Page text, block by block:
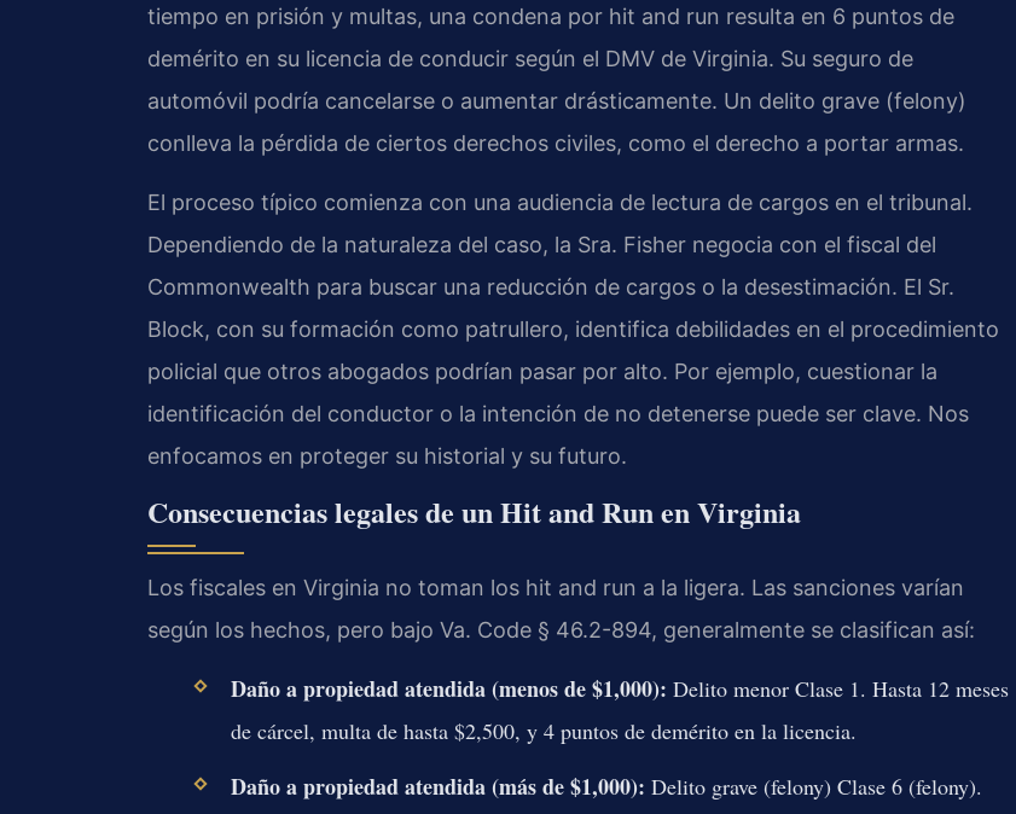
tiempo en prisión y multas, una condena por hit and run resulta en 6 puntos de
demérito en su licencia de conducir según el DMV de Virginia. Su seguro de
automóvil podría cancelarse o aumentar drásticamente. Un delito grave (felony)
conlleva la pérdida de ciertos derechos civiles, como el derecho a portar armas.
El proceso típico comienza con una audiencia de lectura de cargos en el tribunal.
Dependiendo de la naturaleza del caso, la Sra. Fisher negocia con el fiscal del
Commonwealth para buscar una reducción de cargos o la desestimación. El Sr.
Block, con su formación como patrullero, identifica debilidades en el procedimiento
policial que otros abogados podrían pasar por alto. Por ejemplo, cuestionar la
identificación del conductor o la intención de no detenerse puede ser clave. Nos
enfocamos en proteger su historial y su futuro.
Consecuencias legales de un Hit and Run en Virginia
Los fiscales en Virginia no toman los hit and run a la ligera. Las sanciones varían
según los hechos, pero bajo Va. Code § 46.2-894, generalmente se clasifican así:
Daño a propiedad atendida (menos de $1,000): Delito menor Clase 1. Hasta 12 meses
de cárcel, multa de hasta $2,500, y 4 puntos de demérito en la licencia.
Daño a propiedad atendida (más de $1,000): Delito grave (felony) Clase 6 (felony).